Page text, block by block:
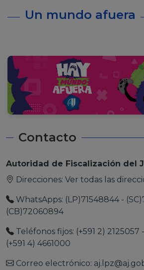
Un mundo afuera
Contacto
Autoridad de Fiscalización del
Direcciones: Ver todas las
WhatsApps: (LP)71548844 -
(CB)72060894
Teléfonos fijos: (+591 2) 2125057
(+591 4) 4661000
Correo electrónico: